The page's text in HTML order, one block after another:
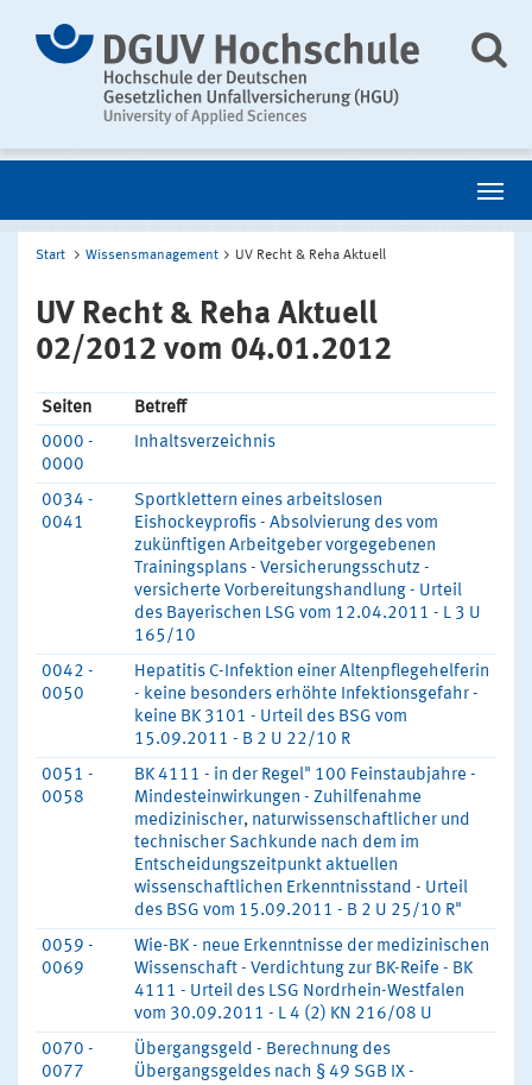
Start Wissensmanagement UV Recht & Reha Aktuell
UV Recht & Reha Aktuell
02/2012 vom 04.01.2012
Seiten
Betreff
0000 -
0000
Inhaltsverzeichnis
0034 -
0041
Sportklettern eines arbeitslosen
Eishockeyprofis - Absolvierung des vom
zukünftigen Arbeitgeber vorgegebenen
Trainingsplans - Versicherungsschutz -
versicherte Vorbereitungshandlung - Urteil
des Bayerischen LSG vom 12.04.2011 - L 3 U
165/10
0042 -
0050
Hepatitis C-Infektion einer Altenpflegehelferin
- keine besonders erhöhte Infektionsgefahr -
keine BK 3101 - Urteil des BSG vom
15.09.2011 - B 2 U 22/10 R
0051 -
0058
BK 4111 - in der Regel" 100 Feinstaubjahre -
Mindesteinwirkungen - Zuhilfenahme
medizinischer, naturwissenschaftlicher und
technischer Sachkunde nach dem im
Entscheidungszeitpunkt aktuellen
wissenschaftlichen Erkenntnisstand - Urteil
des BSG vom 15.09.2011 - B 2 U 25/10 R"
0059 -
0069
Wie-BK - neue Erkenntnisse der medizinischen
Wissenschaft - Verdichtung zur BK-Reife - BK
4111 - Urteil des LSG Nordrhein-Westfalen
vom 30.09.2011 - L 4 (2) KN 216/08 U
0070 -
0077
Übergangsgeld - Berechnung des
Übergangsgeldes nach § 49 SGB IX -